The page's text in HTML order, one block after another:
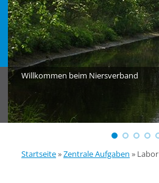
Willkommen beim Niersverband
Startseite»Zentrale Aufgaben » Labor